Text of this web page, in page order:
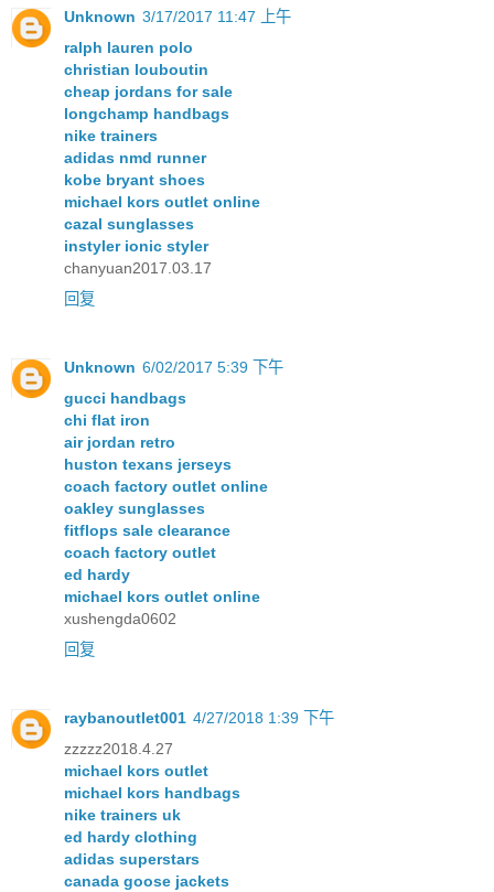
Unknown 3/17/2017 11:47 上午
ralph lauren polo
christian louboutin
cheap jordans for sale
longchamp handbags
nike trainers
adidas nmd runner
kobe bryant shoes
michael kors outlet online
cazal sunglasses
instyler ionic styler
chanyuan2017.03.17
回复
Unknown 6/02/2017 5:39 下午
gucci handbags
chi flat iron
air jordan retro
huston texans jerseys
coach factory outlet online
oakley sunglasses
fitflops sale clearance
coach factory outlet
ed hardy
michael kors outlet online
xushengda0602
回复
raybanoutlet001 4/27/2018 1:39 下午
zzzzz2018.4.27
michael kors outlet
michael kors handbags
nike trainers uk
ed hardy clothing
adidas superstars
canada goose jackets